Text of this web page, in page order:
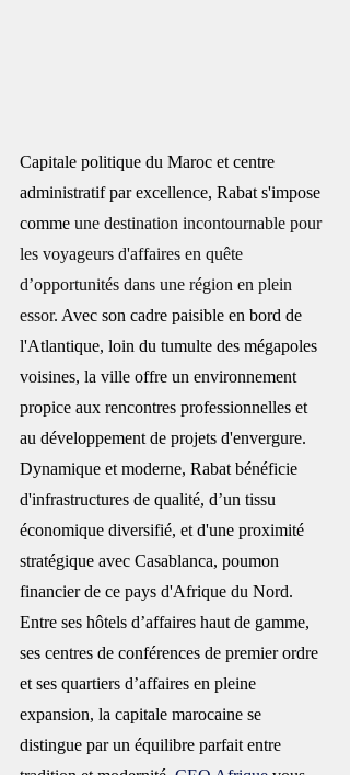
Capitale politique du Maroc et centre
administratif par excellence, Rabat s'impose
comme une destination incontournable pour
les voyageurs d'affaires en quête
d’opportunités dans une région en plein
essor. Avec son cadre paisible en bord de
l'Atlantique, loin du tumulte des mégapoles
voisines, la ville offre un environnement
propice aux rencontres professionnelles et
au développement de projets d'envergure.
Dynamique et moderne, Rabat bénéficie
d'infrastructures de qualité, d’un tissu
économique diversifié, et d'une proximité
stratégique avec Casablanca, poumon
financier de ce pays d'Afrique du Nord.
Entre ses hôtels d’affaires haut de gamme,
ses centres de conférences de premier ordre
et ses quartiers d’affaires en pleine
expansion, la capitale marocaine se
distingue par un équilibre parfait entre